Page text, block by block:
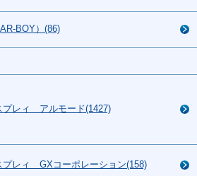
BOY）(86)
プレィ アルモード(1427)
プレィ GXコーポレーション(158)